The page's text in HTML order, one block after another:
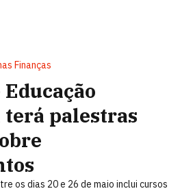
Finanças
palestras
os dias 20 e 26 de maio inclui cursos